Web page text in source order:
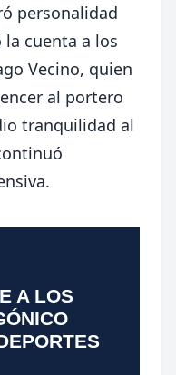
personalidad
la cuenta a los
Vecino, quien
al portero
tranquilidad al
A LOS